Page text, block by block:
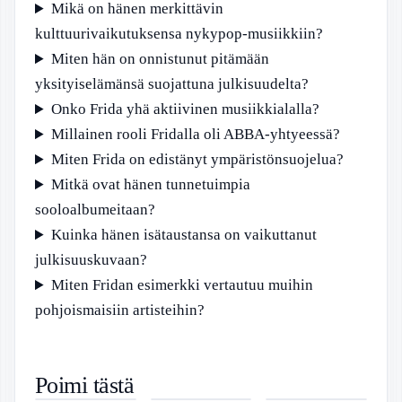
Mikä on hänen merkittävin
kulttuurivaikutuksensa nykypop-musiikkiin?
Miten hän on onnistunut pitämään
yksityiselämänsä suojattuna julkisuudelta?
Onko Frida yhä aktiivinen musiikkialalla?
Millainen rooli Fridalla oli ABBA-yhtyeessä?
Miten Frida on edistänyt ympäristönsuojelua?
Mitkä ovat hänen tunnetuimpia
sooloalbumeitaan?
Kuinka hänen isätaustansa on vaikuttanut
julkisuuskuvaan?
Miten Fridan esimerkki vertautuu muihin
pohjoismaisiin artisteihin?
Poimi tästä
Rummukainen
– Urheilun ja
Paul Elias –
Selkeä
asunnot
koodi –